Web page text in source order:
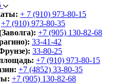
+ 7 (910) 973-80-15
+7 (910) 973-80-35
+7 (905) 130-82-68
33-41-42
33-80-25
+7 (910) 973-80-15
+7 (4852) 33-80-35
+7 (905) 130-82-68